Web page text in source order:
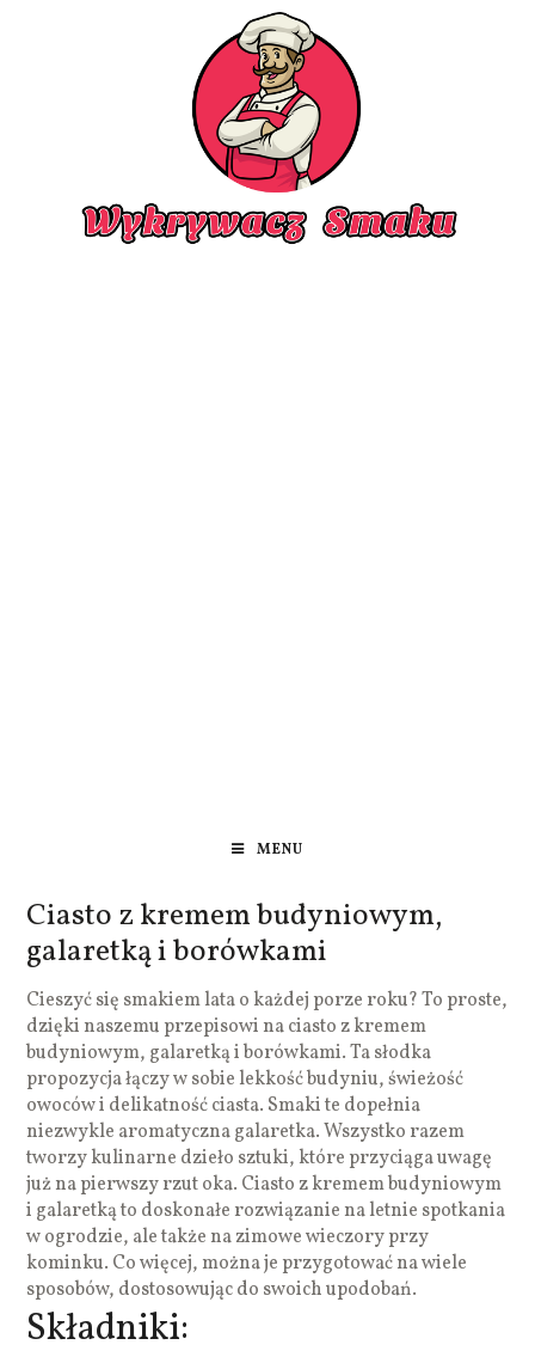
MENU
Ciasto z kremem budyniowym,
galaretką i borówkami
Cieszyć się smakiem lata o każdej porze roku? To proste,
dzięki naszemu przepisowi na ciasto z kremem
budyniowym, galaretką i borówkami. Ta słodka
propozycja łączy w sobie lekkość budyniu, świeżość
owoców i delikatność ciasta. Smaki te dopełnia
niezwykle aromatyczna galaretka. Wszystko razem
tworzy kulinarne dzieło sztuki, które przyciąga uwagę
już na pierwszy rzut oka. Ciasto z kremem budyniowym
i galaretką to doskonałe rozwiązanie na letnie spotkania
w ogrodzie, ale także na zimowe wieczory przy
kominku. Co więcej, można je przygotować na wiele
sposobów, dostosowując do swoich upodobań.
Składniki: